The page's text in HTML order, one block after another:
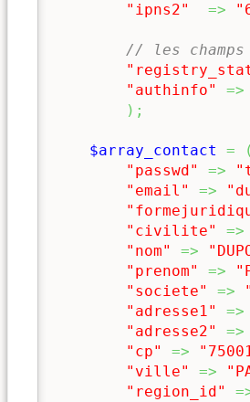
"ipns2"
=>
// les
"authinfo"
=>
) ;
$array_contact =
(
"passwd"
=>
"email"
=>
"civilite"
=>
"nom"
=>
"prenom"
=>
"societe"
=>
"adresse1"
=>
"adresse2"
=>
"cp"
=>
"ville"
=>
"region_id"